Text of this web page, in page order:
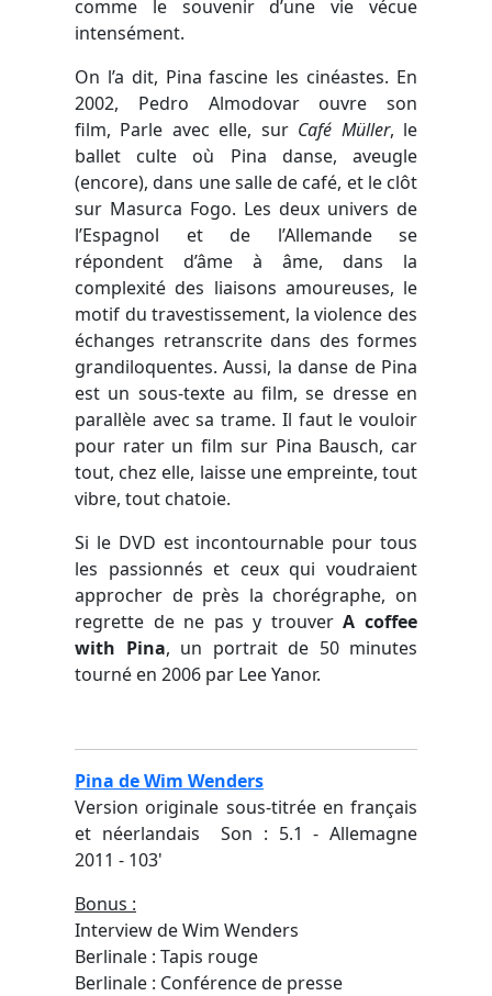
comme le souvenir d’une vie vécue
intensément.
On l’a dit, Pina fascine les cinéastes. En
2002, Pedro Almodovar ouvre son
film, Parle avec elle, sur Café Müller, le
ballet culte où Pina danse, aveugle
(encore), dans une salle de café, et le clôt
sur Masurca Fogo. Les deux univers de
l’Espagnol et de l’Allemande se
répondent d’âme à âme, dans la
complexité des liaisons amoureuses, le
motif du travestissement, la violence des
échanges retranscrite dans des formes
grandiloquentes. Aussi, la danse de Pina
est un sous-texte au film, se dresse en
parallèle avec sa trame. Il faut le vouloir
pour rater un film sur Pina Bausch, car
tout, chez elle, laisse une empreinte, tout
vibre, tout chatoie.
Si le DVD est incontournable pour tous
les passionnés et ceux qui voudraient
approcher de près la chorégraphe, on
regrette de ne pas y trouverA coffee
with Pina, un portrait de 50 minutes
tourné en 2006 par Lee Yanor.
Pina de Wim Wenders
Version originale sous-titrée en français
et néerlandais Son : 5.1 - Allemagne
2011 - 103'
Bonus :
Interview de Wim Wenders
Berlinale : Tapis rouge
Berlinale : Conférence de presse